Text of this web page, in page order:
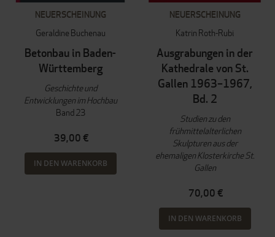
NEUERSCHEINUNG
Geraldine Buchenau
Betonbau in Baden-
Württemberg
Geschichte und
Entwicklungen im Hochbau
Band 23
39,00 €
IN DEN WARENKORB
NEUERSCHEINUNG
Katrin Roth-Rubi
Ausgrabungen in der
Kathedrale von St.
Gallen 1963–1967,
Bd. 2
Studien zu den
frühmittelalterlichen
Skulpturen aus der
ehemaligen Klosterkirche St.
Gallen
70,00 €
IN DEN WARENKORB